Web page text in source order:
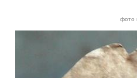
фото